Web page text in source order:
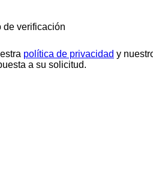
de verificación
política de privacidad y
a su solicitud.